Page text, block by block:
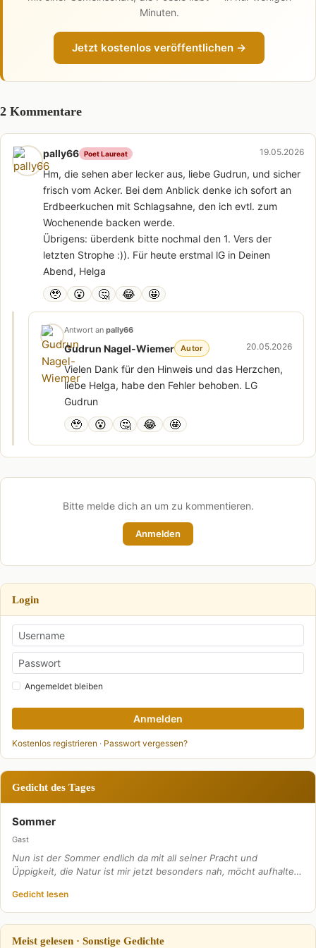
Minuten.
Jetzt kostenlos veröffentlichen →
2 Kommentare
pally66 Poet Laureat 19.05.2026
Hm, die sehen aber lecker aus, liebe Gudrun, und sicher
frisch vom Acker. Bei dem Anblick denke ich sofort an
Erdbeerkuchen mit Schlagsahne, den ich evtl. zum
Wochenende backen werde.
Übrigens: überdenk bitte nochmal den 1. Vers der
letzten Strophe :)). Für heute erstmal lG in Deinen
Abend, Helga
🥹 😮 🤔 😂 🤩
Antwort an pally66
Gudrun Nagel-Wiemer Autor 20.05.2026
Vielen Dank für den Hinweis und das Herzchen,
liebe Helga, habe den Fehler behoben. LG
Gudrun
🥹 😮 🤔 😂 🤩
Bitte melde dich an um zu kommentieren.
Anmelden
Login
Angemeldet bleiben
Anmelden
Kostenlos registrieren · Passwort vergessen?
Gedicht des Tages
Sommer
Gast
Nun ist der Sommer endlich da mit all seiner Pracht und
Üppigkeit, die Natur ist mir jetzt besonders nah, möcht aufhalte…
Gedicht lesen
Meist gelesen · Sonstige Gedichte